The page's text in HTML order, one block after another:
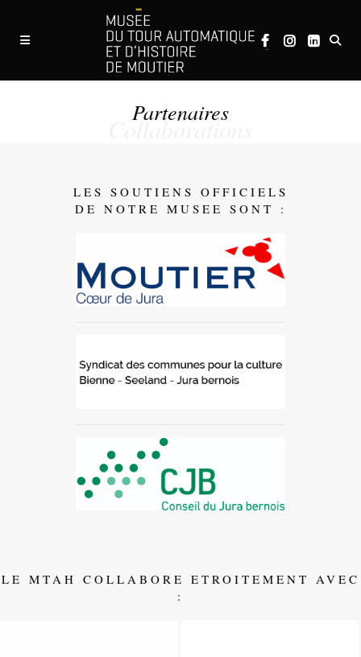
Collaborations
Partenaires
LES SOUTIENS OFFICIELS
DE NOTRE MUSEE SONT :
LE MTAH COLLABORE ETROITEMENT AVEC
: